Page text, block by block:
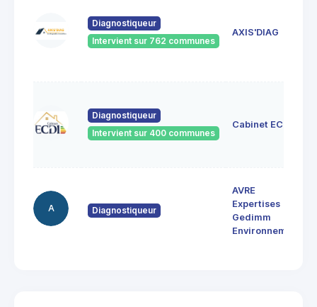
Diagnostiqueur
Intervient sur 762 communes
AXIS'DIAG
Diagnostiqueur
Intervient sur 400 communes
Cabinet ECDI
A Diagnostiqueur
AVRE
Expertises
Gedimm
Environnement